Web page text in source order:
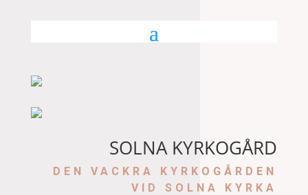
SOLNA KYRKOGÅRD
DEN VACKRA KYRKOGÅRDEN
VID SOLNA KYRKA